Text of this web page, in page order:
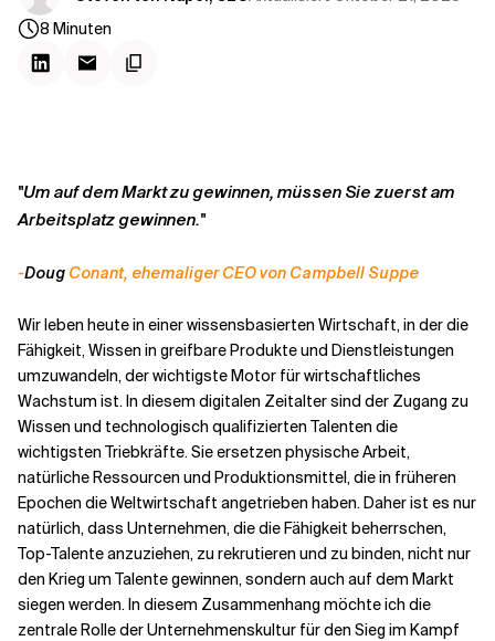
Verwandte Themen
8 Minuten
"Um auf dem Markt zu gewinnen, müssen Sie zuerst am
Arbeitsplatz gewinnen."
-Doug Conant, ehemaliger CEO von Campbell Suppe
Wir leben heute in einer wissensbasierten Wirtschaft, in der die
Fähigkeit, Wissen in greifbare Produkte und Dienstleistungen
umzuwandeln, der wichtigste Motor für wirtschaftliches
Wachstum ist. In diesem digitalen Zeitalter sind der Zugang zu
Wissen und technologisch qualifizierten Talenten die
wichtigsten Triebkräfte. Sie ersetzen physische Arbeit,
natürliche Ressourcen und Produktionsmittel, die in früheren
Epochen die Weltwirtschaft angetrieben haben. Daher ist es nur
natürlich, dass Unternehmen, die die Fähigkeit beherrschen,
Top-Talente anzuziehen, zu rekrutieren und zu binden, nicht nur
den Krieg um Talente gewinnen, sondern auch auf dem Markt
siegen werden. In diesem Zusammenhang möchte ich die
zentrale Rolle der Unternehmenskultur für den Sieg im Kampf